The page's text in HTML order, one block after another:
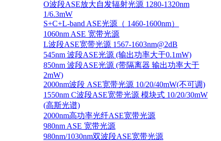
O波段ASE放大自发辐射光源 1280-1320nm
1/6.3mW
S+C+L-band ASE光源（ 1460-1600nm）
1060nm ASE 宽带光源
L波段ASE宽带光源 1567-1603nm@2dB
545nm 波段ASE光源 (输出功率大于0.1mW)
850nm 波段ASE光源 (带隔离器 输出功率大于
2mW)
2000nm波段 ASE宽带光源 10/20/40mW(不可调)
1550nm C波段ASE宽带光源 模块式 10/20/30mW
(高斯光谱)
2000nm高功率光纤ASE宽带光源
980nm ASE 宽带光源
980nm/1030nm双波段ASE宽带光源